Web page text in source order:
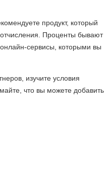
продукт, который
отчисления. Проценты бывают
сервисы, которыми вы
изучите условия
что вы можете добавить